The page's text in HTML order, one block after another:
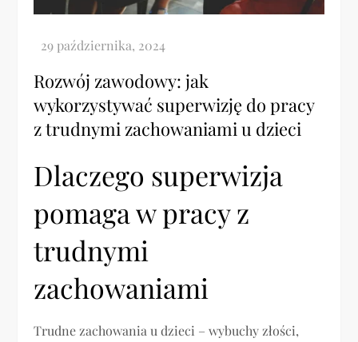
Rozwój zawodowy: jak
wykorzystywać superwizję do pracy
z trudnymi zachowaniami u dzieci
Dlaczego superwizja
pomaga w pracy z
trudnymi
zachowaniami
Trudne zachowania u dzieci – wybuchy złości,